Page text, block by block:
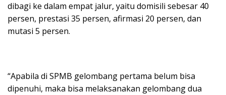
dibagi ke dalam empat jalur, yaitu domisili sebesar 40
persen, prestasi 35 persen, afirmasi 20 persen, dan
mutasi 5 persen.
“Apabila di SPMB gelombang pertama belum bisa
dipenuhi, maka bisa melaksanakan gelombang dua